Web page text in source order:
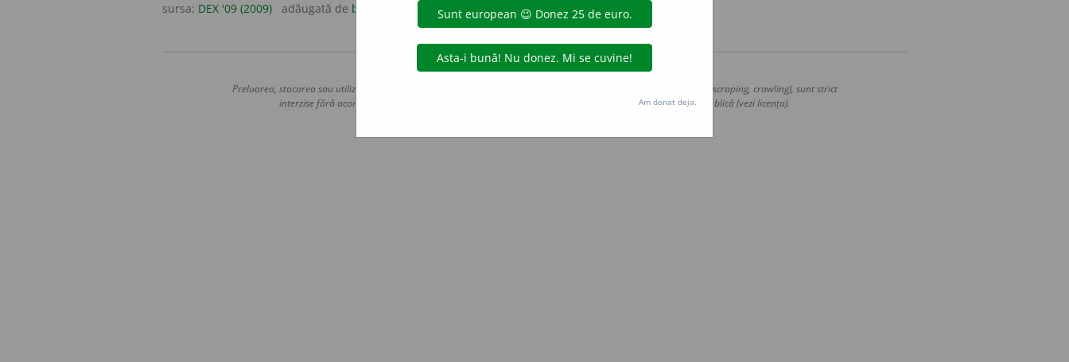
sursa: DEX '09 (2009) adăugată de blaurb. acțiuni
Copyright © 2004-2026 dexonline (https://dexonline.ro)
Preluarea, stocarea sau utilizarea datelor de pe acest site, inclusiv prin orice metode de extragere automată (web scraping, crawling), sunt strict
interzise fără acordul nostru prealabil scris, cu excepția seturilor de date oferite oficial spre utilizare publică (vezi licența).
Am donat deja.